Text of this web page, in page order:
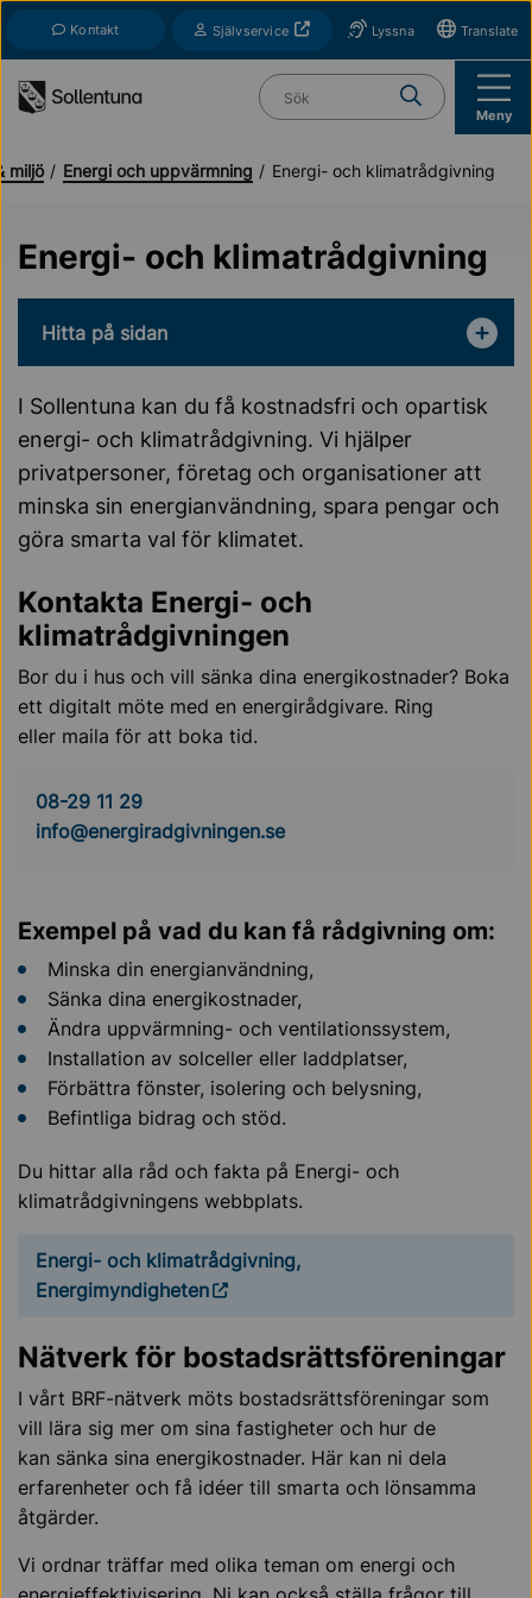
Kontakt SjälvserviceÖppnas i nytt fönsterLyssna Translate
Vad söker du?
Meny
miljö Energi och uppvärmning Energi- och klimatrådgivning
Energi- och klimatrådgivning
Hitta på sidan
I Sollentuna kan du få kostnadsfri och opartisk
energi- och klimatrådgivning. Vi hjälper
privatpersoner, företag och organisationer att
minska sin energianvändning, spara pengar och
göra smarta val för klimatet.
Kontakta Energi- och
klimatrådgivningen
Bor du i hus och vill sänka dina energikostnader? Boka
ett digitalt möte med en energirådgivare. Ring
eller maila för att boka tid.
08-29 11 29
info@energiradgivningen.se
Exempel på vad du kan få rådgivning om:
Minska din energianvändning,
Sänka dina energikostnader,
Ändra uppvärmning- och ventilationssystem,
Installation av solceller eller laddplatser,
Förbättra fönster, isolering och belysning,
Befintliga bidrag och stöd.
Du hittar alla råd och fakta på Energi- och
klimatrådgivningens webbplats.
Energi- och klimatrådgivning,
Energimyndigheten
Nätverk för bostadsrättsföreningar
I vårt BRF-nätverk möts bostadsrättsföreningar som
vill lära sig mer om sina fastigheter och hur de
kan sänka sina energikostnader. Här kan ni dela
erfarenheter och få idéer till smarta och lönsamma
åtgärder.
Vi ordnar träffar med olika teman om energi och